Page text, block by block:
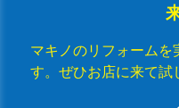
マキノのリフォームを
す。ぜひお店に来て試